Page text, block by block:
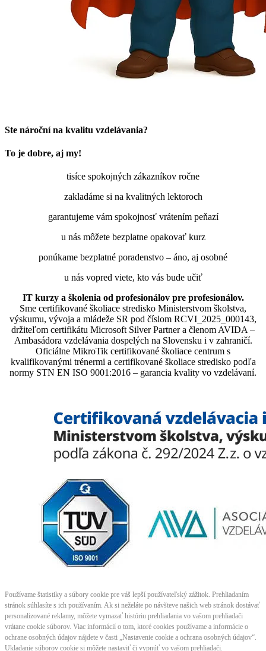
Ste nároční na kvalitu vzdelávania?
To je dobre, aj my!
tisíce spokojných zákazníkov ročne
zakladáme si na kvalitných lektoroch
garantujeme vám spokojnosť vrátením peňazí
u nás môžete bezplatne opakovať kurz
ponúkame bezplatné poradenstvo – áno, aj osobné
u nás vopred viete, kto vás bude učiť
IT kurzy a školenia od profesionálov pre profesionálov.
Sme certifikované školiace stredisko Ministerstvom školstva,
výskumu, vývoja a mládeže SR pod číslom RCVI_2025_000143,
držiteľom certifikátu Microsoft Silver Partner a členom AVIDA –
Ambasádora vzdelávania dospelých na Slovensku i v zahraničí.​​​​​​​​​​​​​​​​
Oficiálne MikroTik certifikované školiace centrum s
kvalifikovanými trénermi ​​​​​​​​​​a certifikované školiace stredisko podľa
normy STN EN ISO 9001:2016 – garancia kvality vo vzdelávaní.
Používame štatistiky a súbory cookie pre váš lepší používateľský zážitok. Prehliadaním
stránok súhlasíte s ich používaním. Ak si neželáte po návšteve našich web stránok dostávať
personalizované reklamy, môžete vymazať históriu prehliadania vo vašom prehliadači
vrátane cookie súborov. Viac informácií o tom, ktoré cookies používame a informácie o
ochrane osobných údajov nájdete v časti „Nastavenie cookie a ochrana osobných údajov“.
Ukladanie súborov cookie si môžete nastaviť či vypnúť vo vašom prehliadači.